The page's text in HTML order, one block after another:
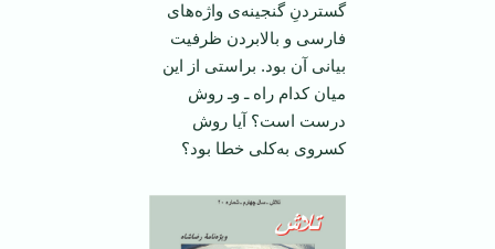
گستردنِ گنجینه‌ی واژه‌های
فارسی و بالابردن ظرفیت
بیانی آن بود. براستی از این
میان كدام راه ـ وـ روش
درست است؟ آیا روش
كسروی به‌كلی خطا بود؟